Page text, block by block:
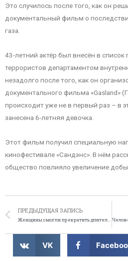
Это случилось после того, как он
документальный фильм о
газа.
43-летний актёр был внесён в список
террористов департаментом
незадолго после того, как он
документального фильма «Gasland»
происходит уже не в первый раз – в
занесена 6-летняя девочка.
Этот фильм получил специальную
кинофестивале «Сандэнс». В нём
общество повлияло увеличение
ПРЕДЫДУЩАЯ ЗАПИСЬ
Женщины смогли прекратить длительный конфликт мужей
VK